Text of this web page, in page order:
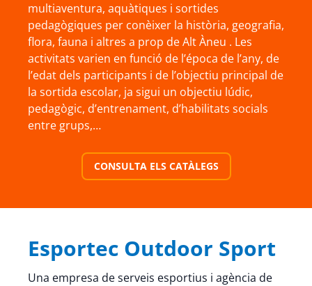
multiaventura, aquàtiques i sortides
pedagògiques per conèixer la història, geografia,
flora, fauna i altres a prop de Alt Àneu . Les
activitats varien en funció de l’época de l’any, de
l’edat dels participants i de l’objectiu principal de
la sortida escolar, ja sigui un objectiu lúdic,
pedagògic, d’entrenament, d’habilitats socials
entre grups,…
CONSULTA ELS CATÀLEGS
Esportec Outdoor Sport
Una empresa de serveis esportius i agència de